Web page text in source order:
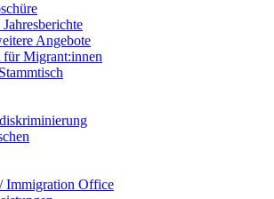
Angebote
Migrant:innen
Immigration Office